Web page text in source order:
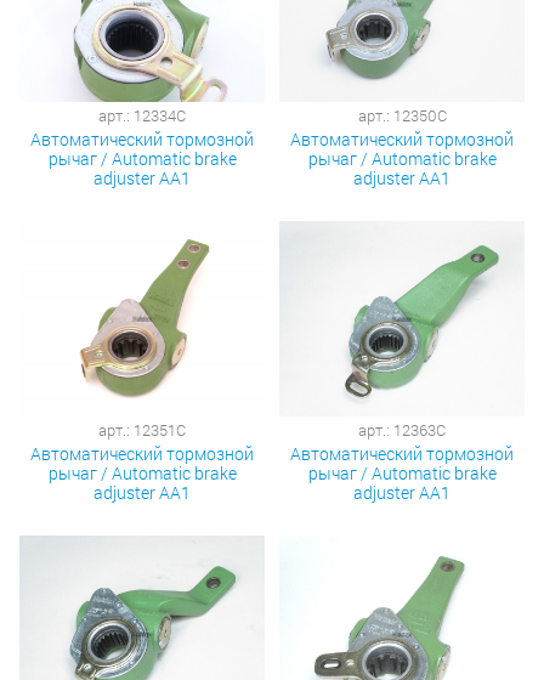
арт.: 12334C
Автоматический тормозной
рычаг / Automatic brake
adjuster AA1
арт.: 12350C
Автоматический тормозной
рычаг / Automatic brake
adjuster AA1
арт.: 12351C
Автоматический тормозной
рычаг / Automatic brake
adjuster AA1
арт.: 12363C
Автоматический тормозной
рычаг / Automatic brake
adjuster AA1